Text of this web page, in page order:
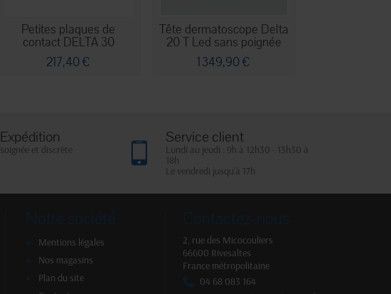
Petites plaques de
contact DELTA 30
217,40 €
Tête dermatoscope Delta
20 T Led sans poignée
1 349,90 €
Expédition
soignée et discrète
Service client
Lundi au jeudi : 9h à 12h30 - 13h30 à
18h
Le vendredi jusqu'à 17h
Notre société
Mentions légales
Nos magasins
Plan du site
Contactez-nous
2, rue des Micocouliers
66600 Rivesaltes
France métropolitaine
04 68 083 164